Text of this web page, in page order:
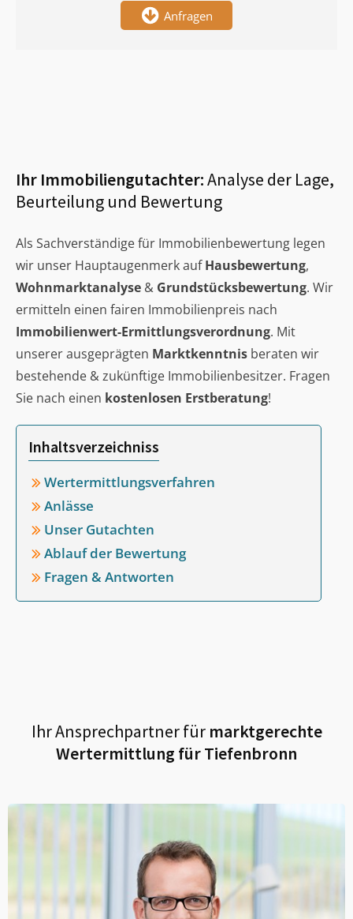
Anfragen
Ihr Immobiliengutachter:Analyse der Lage,
Beurteilung und Bewertung
Als Sachverständige für Immobilienbewertung legen
wir unser Hauptaugenmerk aufHausbewertung,
Wohnmarktanalyse & Grundstücksbewertung. Wir
ermitteln einen fairen Immobilienpreis nach
Immobilienwert-Ermittlungsverordnung. Mit
unserer ausgeprägten Marktkenntnis beraten wir
bestehende & zukünftige Immobilienbesitzer. Fragen
Sie nach einen kostenlosen Erstberatung!
Inhaltsverzeichniss
Wertermittlungsverfahren
Anlässe
Unser Gutachten
Ablauf der Bewertung
Fragen & Antworten
Ihr Ansprechpartner fürmarktgerechte
Wertermittlung fürTiefenbronn